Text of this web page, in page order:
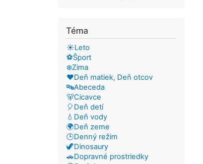
Téma
☀️Leto
⚽Šport
❄️Zima
❤️Deň matiek, Deň otcov
🔤Abeceda
🐻Cicavce
🎈Deň detí
💧Deň vody
🌍Deň zeme
🕒Denný režim
🦖Dinosaury
🚗Dopravné prostriedky